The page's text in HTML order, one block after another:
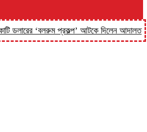
‘বলরুম প্রকল্প’ আটকে দিলেন আদালত